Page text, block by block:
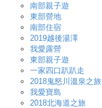
南部親子遊
東部營地
南部住宿
2019越後湯澤
我愛露營
東部親子遊
一家四口趴趴走
2018鬼怒川溫泉之旅
我愛寶島
2018北海道之旅